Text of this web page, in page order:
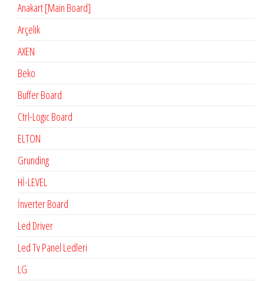
Anakart [Main Board]
Arçelik
AXEN
Beko
Buffer Board
Ctrl-Logıc Board
ELTON
Grunding
Hİ-LEVEL
İnverter Board
Led Driver
Led Tv Panel Ledleri
LG